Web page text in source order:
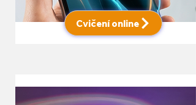
Cvičení online